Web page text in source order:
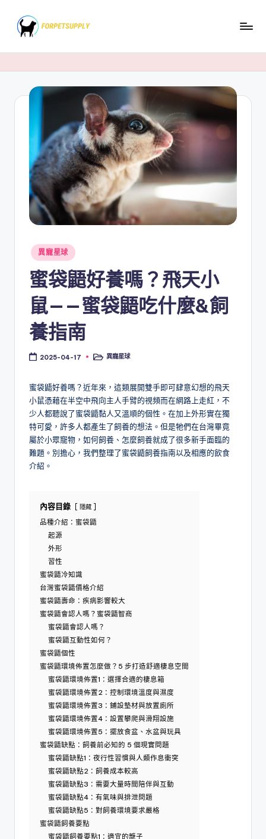
content
Posted
in
異寵星球
蜜袋鼯好養嗎？飛天小
鼠——蜜袋鼯吃什麼&飼
養指南
2025-04-17
Posted異寵星球
蜜袋鼯好養嗎？近年來，這類展開雙手即可肆意幻想的飛天
小鼠憑藉在半空中飛向主人手臂的視頻而在網路上走紅，不
少人都聽說了蜜袋鼯黏人又溫順的個性。在加上外形實在獨
特可愛，許多人都產生了飼養的想法。但是牠們在台灣畢竟
屬於小眾寵物，如何飼養、怎麼飼養就成了很多新手面臨的
難題。別擔心，我們整理了蜜袋鼯飼養指南以及相應的飲食
介紹。
內容目錄 隱藏
品種介紹：蜜袋鼯
起源
外形
習性
蜜袋鼯冷知識
台灣蜜袋鼯價格介紹
蜜袋鼯壽命：疾病影響較大
蜜袋鼯會認人嗎？蜜袋鼯智商
蜜袋鼯會認人嗎？
蜜袋鼯互動性如何？
蜜袋鼯個性
蜜袋鼯環境佈置怎麼做？5 步打造舒適棲息空間
蜜袋鼯環境佈置1：選擇合適的棲息箱
蜜袋鼯環境佈置2：控制環境溫度與濕度
蜜袋鼯環境佈置3：鋪設墊材與放置廁所
蜜袋鼯環境佈置4：設置攀爬與滑翔設施
蜜袋鼯環境佈置5：擺放食盆、水盆與玩具
蜜袋鼯缺點：飼養前必知的 5 個現實問題
蜜袋鼯缺點1：夜行性習慣與人類作息衝突
蜜袋鼯缺點2：飼養成本較高
蜜袋鼯缺點3：需要大量時間陪伴與互動
蜜袋鼯缺點4：有氣味與排泄問題
蜜袋鼯缺點5：對飼養環境要求嚴格
蜜袋鼯飼養要點
蜜袋鼯飼養要點1：適宜的籠子